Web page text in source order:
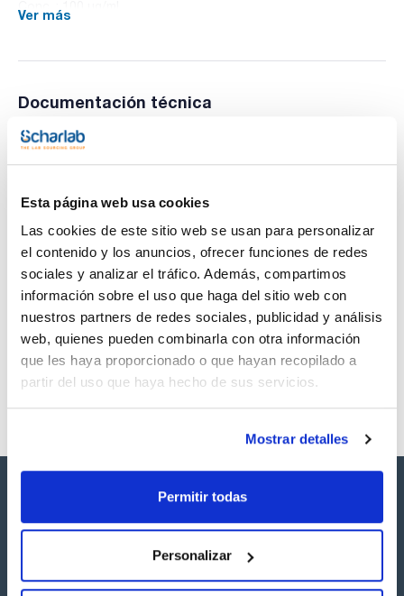
Esta página web usa cookies
Las cookies de este sitio web se usan para personalizar
el contenido y los anuncios, ofrecer funciones de redes
sociales y analizar el tráfico. Además, compartimos
información sobre el uso que haga del sitio web con
nuestros partners de redes sociales, publicidad y análisis
web, quienes pueden combinarla con otra información
que les haya proporcionado o que hayan recopilado a
partir del uso que haya hecho de sus servicios.
Mostrar detalles
Permitir todas
Personalizar
CAS : [98-95-3]
Ver más
Documentación técnica
TDS / Ficha técnica
Regístrate para
Regístrate para
SDS/ Hoja de seguridad
Regístrate para
descargas
Los productos marcados con esta imagen son
listos para una entrega inmediata.